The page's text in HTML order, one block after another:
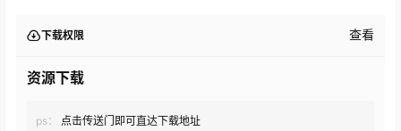
下载权限 查看
资源下载
ps： 点击传送门即可直达下载地址